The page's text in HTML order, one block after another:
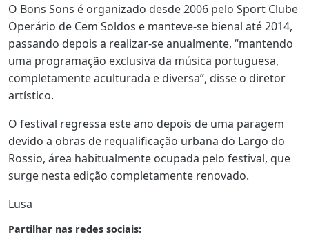
O Bons Sons é organizado desde 2006 pelo Sport Clube
Operário de Cem Soldos e manteve-se bienal até 2014,
passando depois a realizar-se anualmente, “mantendo
uma programação exclusiva da música portuguesa,
completamente aculturada e diversa”, disse o diretor
artístico.
O festival regressa este ano depois de uma paragem
devido a obras de requalificação urbana do Largo do
Rossio, área habitualmente ocupada pelo festival, que
surge nesta edição completamente renovado.
Lusa
Partilhar nas redes sociais: